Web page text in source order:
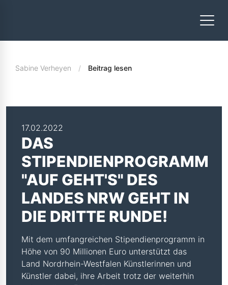
Sabine Verheyen Beitrag lesen
17.02.2022
DAS
STIPENDIENPROGRAMM
"AUF GEHT'S" DES
LANDES NRW GEHT IN
DIE DRITTE RUNDE!
Mit dem umfangreichen Stipendienprogramm in
Höhe von 90 Millionen Euro unterstützt das
Land Nordrhein-Westfalen Künstlerinnen und
Künstler dabei, ihre Arbeit trotz der weiterhin